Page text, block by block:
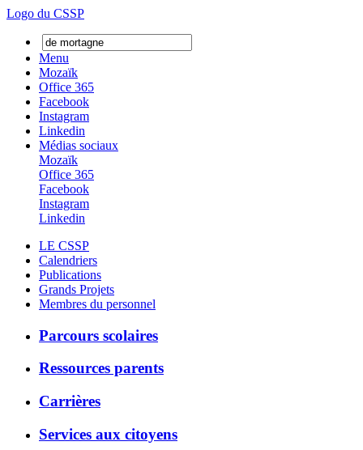
Logo du CSSP
Menu
Mozaïk
Office 365
Facebook
Instagram
Linkedin
Médias sociaux
Mozaïk
Office 365
Facebook
Instagram
Linkedin
LE CSSP
Calendriers
Publications
Grands Projets
Membres du personnel
Parcours scolaires
Ressources parents
Carrières
Services aux citoyens